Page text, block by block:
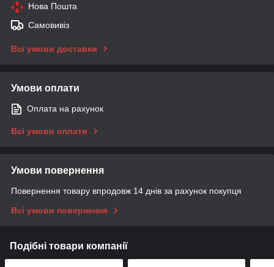
Нова Пошта
Самовивіз
Всі умови доставки
Умови оплати
Оплата на рахунок
Всі умови оплати
Умови повернення
Повернення товару впродовж 14 днів за рахунок покупця
Всі умови повернення
Подібні товари компанії